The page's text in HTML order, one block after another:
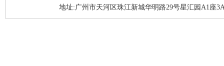
地址:广州市天河区珠江新城华明路29号星汇园A1座